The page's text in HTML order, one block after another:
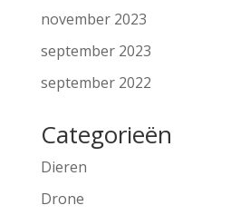
november 2023
september 2023
september 2022
Categorieën
Dieren
Drone